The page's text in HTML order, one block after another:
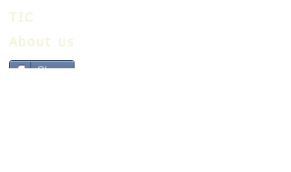
TIC
About us
Share